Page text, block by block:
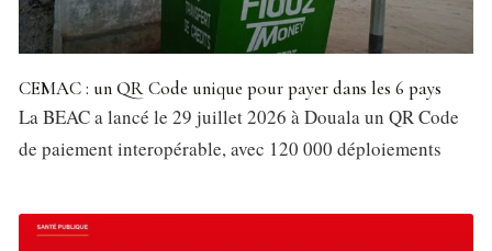
CEMAC : un QR Code unique pour payer dans les 6 pays
La BEAC a lancé le 29 juillet 2026 à Douala un QR Code
de paiement interopérable, avec 120 000 déploiements